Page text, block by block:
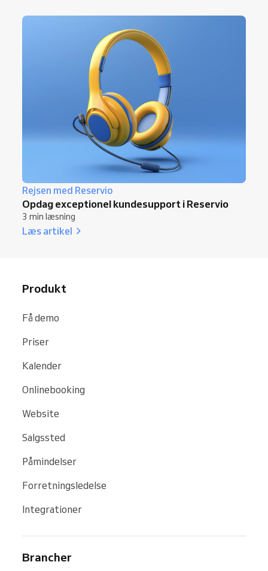
Rejsen med Reservio
Opdag exceptionel kundesupport i Reservio
3 min læsning
Læs artikel
Produkt
Få demo
Priser
Kalender
Onlinebooking
Website
Salgssted
Påmindelser
Forretningsledelse
Integrationer
Brancher